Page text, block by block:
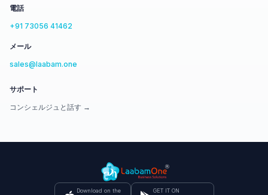
電話
+91 73056 41462
メール
sales@laabam.one
サポート
コンシェルジュと話す →
Download on the GET IT ON